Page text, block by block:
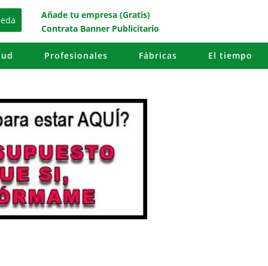
Añade tu empresa (Gratis)
Contrata Banner Publicitario
Profesionales Fábricas El tiempo